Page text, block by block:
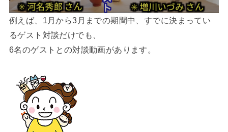
例えば、1月から3月までの期間中、すでに決まってい
るゲスト対談だけでも、
6名のゲストとの対談動画があります。